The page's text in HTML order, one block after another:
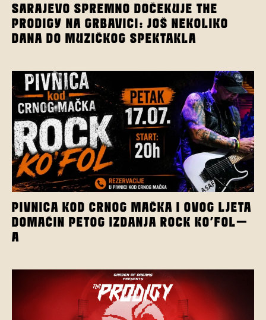
SARAJEVO SPREMNO DOČEKUJE THE
PRODIGY NA GRBAVICI: JOŠ NEKOLIKO
DANA DO MUZIČKOG SPEKTAKLA
PIVNICA KOD CRNOG MAČKA I OVOG LJETA
DOMAĆIN PETOG IZDANJA ROCK KO’FOL-
A